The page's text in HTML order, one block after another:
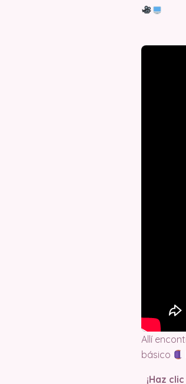
Allí
básico
¡Haz